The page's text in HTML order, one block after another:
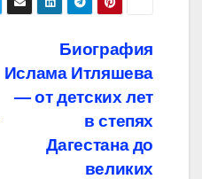
Биография
Ислама Итляшева
— от детских лет
в степях
Дагестана до
великих